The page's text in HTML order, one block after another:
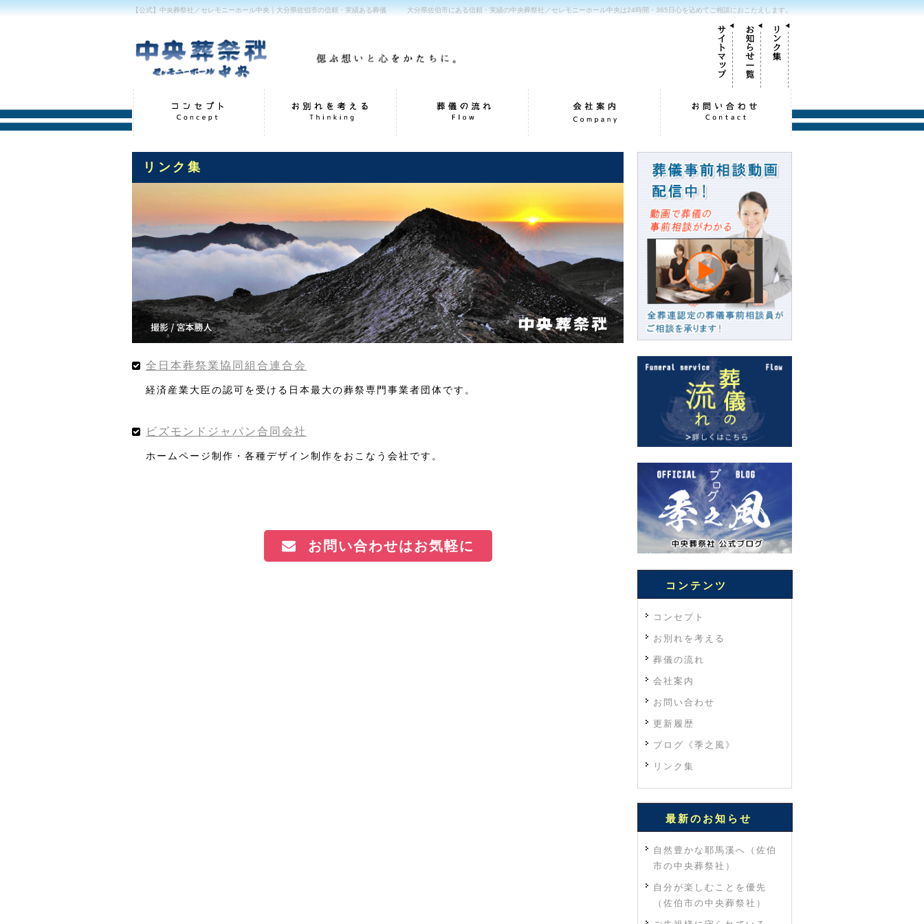
【公式】中央葬祭社／セレモニーホール中央｜大分県佐伯市の信頼・実績ある葬儀 大分県佐伯市にある信頼・実績の中央葬祭社／セレモニーホール中央は24時間・365日心を込めてご相談におこたえします。
リンク集
全日本葬祭業協同組合連合会
経済産業大臣の認可を受ける日本最大の葬祭専門事業者団体です。
ビズモンドジャパン合同会社
ホームページ制作・各種デザイン制作をおこなう会社です。
お問い合わせはお気軽に
コンテンツ
コンセプト
お別れを考える
葬儀の流れ
会社案内
お問い合わせ
更新履歴
ブログ《季之風》
リンク集
最新のお知らせ
自然豊かな耶馬溪へ（佐伯
市の中央葬祭社）
自分が楽しむことを優先
（佐伯市の中央葬祭社）